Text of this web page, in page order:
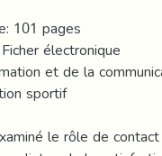
101 pages
électronique
et de la
sportif
le rôle de